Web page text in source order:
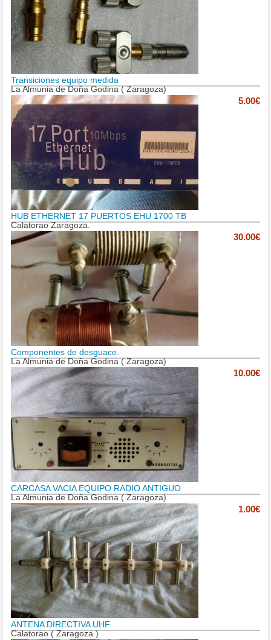
Transiciones equipo medida
La Almunia de Doña Godina ( Zaragoza)
5.00€
HUB ETHERNET 17 PUERTOS EHU 1700 TB
Calatorao Zaragoza.
30.00€
Componentes de desguace.
La Almunia de Doña Godina ( Zaragoza)
10.00€
CARCASA VACIA EQUIPO RADIO ANTIGUO
La Almunia de Doña Godina ( Zaragoza)
1.00€
ANTENA DIRECTIVA UHF
Calatorao ( Zaragoza )